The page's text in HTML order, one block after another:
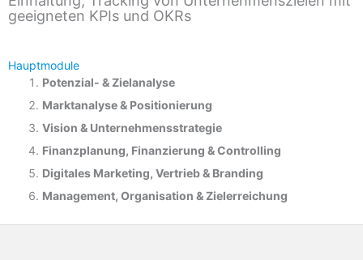
geeigneten KPIs und OKRs
Hauptmodule
Potenzial- &Zielanalyse
Marktanalyse & Positionierung
Vision & Unternehmensstrategie
Finanzplanung, Finanzierung & Controlling
Digitales Marketing, Vertrieb & Branding
Management, Organisation & Zielerreichung